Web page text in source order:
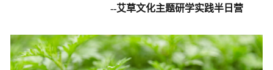
--艾草文化主题研学实践半日营